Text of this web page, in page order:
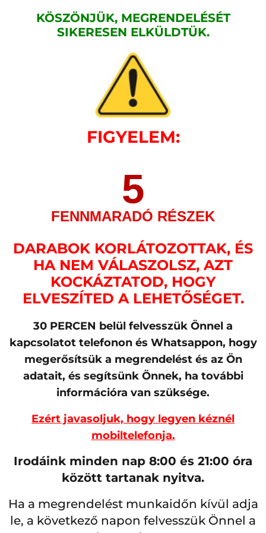
KÖSZÖNJÜK, MEGRENDELÉSÉT
SIKERESEN ELKÜLDTÜK.
FIGYELEM:
FENNMARADÓ RÉSZEK
5
DARABOK KORLÁTOZOTTAK, ÉS
HA NEM VÁLASZOLSZ, AZT
KOCKÁZTATOD, HOGY
ELVESZÍTED A LEHETŐSÉGET.
30 PERCEN belül felvesszük Önnel a
kapcsolatot telefonon és Whatsappon, hogy
megerősítsük a megrendelést és az Ön
adatait, és segítsünk Önnek, ha további
információra van szüksége.
Ezért javasoljuk, hogy legyen kéznél
mobiltelefonja.
Irodáink minden nap 8:00 és 21:00 óra
között tartanak nyitva.
Ha a megrendelést munkaidőn kívül adja
le, a következő napon felvesszük Önnel a